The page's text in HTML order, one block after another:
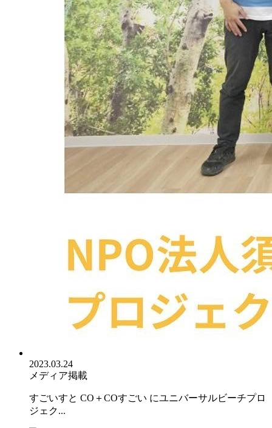
2023.03.24
メディア掲載
すごいすと CO＋COすごい にユニバーサルビーチプロ
ジェク...